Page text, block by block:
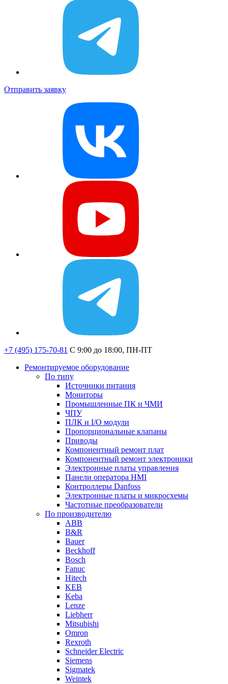
Отправить заявку
+7 (495) 175-70-81 C 9:00 до 18:00, ПН-ПТ
Ремонтируемое оборудование
По типу
Источники питания
Мониторы
Промышленные ПК и ЧМИ
ЧПУ
ПЛК и I/O модули
Пропорциональные клапаны
Приводы
Компонентный ремонт плат
Компонентный ремонт электроники
Электронные платы управления
Панели оператора HMI
Контроллеры Danfoss
Электронные платы и микросхемы
Частотные преобразователи
По производителю
ABB
B&R
Bauer
Beckhoff
Bosch
Fanuc
Hitech
KEB
Keba
Lenze
Liebherr
Mitsubishi
Omron
Rexroth
Schneider Electric
Siemens
Sigmatek
Weintek